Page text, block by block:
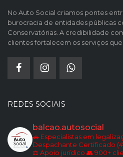
No Auto Social criamos pontes
burocracia de entidades públicas
Conservatórias. A credibilidade
clientes fortalecem os serviços
REDES SOCIAIS
balcao.autosocial
🚗 Especialistas em
Despachante Certificado
⚖️ Apoio jurídico 👥 900+